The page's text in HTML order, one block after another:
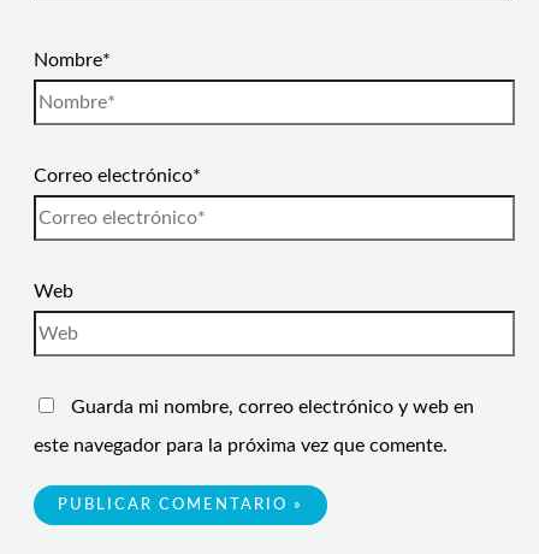
Nombre*
Correo electrónico*
Web
Guarda mi nombre, correo electrónico y web en
este navegador para la próxima vez que comente.